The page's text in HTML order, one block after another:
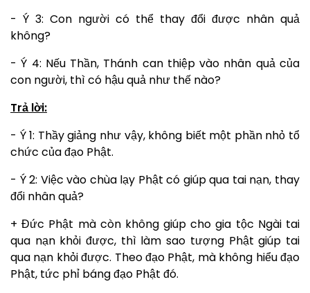
- Ý 3: Con người có thể thay đổi được nhân quả
không?
- Ý 4: Nếu Thần, Thánh can thiệp vào nhân quả của
con người, thì có hậu quả như thế nào?
Trả lời:
- Ý 1: Thầy giảng như vậy, không biết một phần nhỏ tổ
chức của đạo Phật.
- Ý 2: Việc vào chùa lạy Phật có giúp qua tai nạn, thay
đổi nhân quả?
+ Đức Phật mà còn không giúp cho gia tộc Ngài tai
qua nạn khỏi được, thì làm sao tượng Phật giúp tai
qua nạn khỏi được. Theo đạo Phật, mà không hiểu đạo
Phật, tức phỉ báng đạo Phật đó.